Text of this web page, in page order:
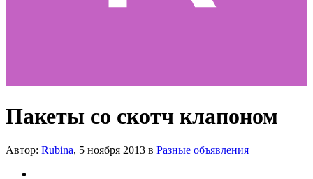
Пакеты со скотч клапоном
Автор: Rubina, 5 ноября 2013 в Разные объявления